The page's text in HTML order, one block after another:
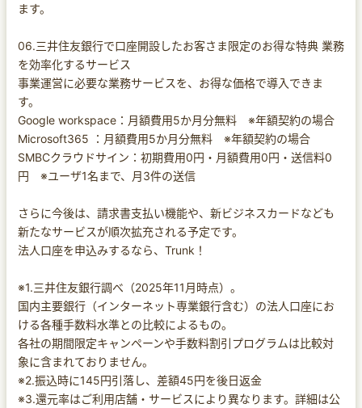
ます。
06.三井住友銀行で口座開設したお客さま限定のお得な特典 業務
を効率化するサービス
事業運営に必要な業務サービスを、お得な価格で導入できま
す。
Google workspace：月額費用5か月分無料 ※年額契約の場合
Microsoft365 ：月額費用5か月分無料 ※年額契約の場合
SMBCクラウドサイン：初期費用0円・月額費用0円・送信料0
円 ※ユーザ1名まで、月3件の送信
さらに今後は、請求書支払い機能や、新ビジネスカードなども
新たなサービスが順次拡充される予定です。
法人口座を申込みするなら、Trunk！
※1.三井住友銀行調べ（2025年11月時点）。
国内主要銀行（インターネット専業銀行含む）の法人口座にお
ける各種手数料水準との比較によるもの。
各社の期間限定キャンペーンや手数料割引プログラムは比較対
象に含まれておりません。
※2.振込時に145円引落し、差額45円を後日返金
※3.還元率はご利用店舗・サービスにより異なります。詳細は公